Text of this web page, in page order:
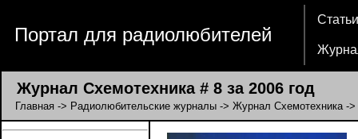
Портал для радиолюбителей
Статьи
Журнал Схемотехника # 8 за 2006 год
Главная -> Радиолюбительские журналы -> Журнал Схемотехника->